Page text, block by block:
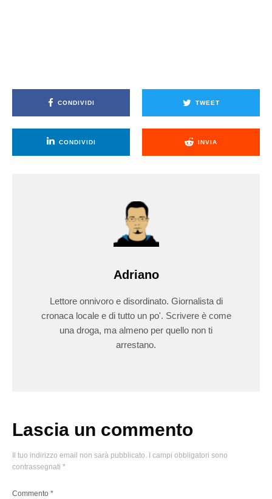
CONDIVIDI TWEET
CONDIVIDI INVIA
Adriano
Lettore onnivoro e disordinato. Giornalista di
cronaca locale e di tutto un po'. Scrivere è come
una droga, ma almeno per quello non ti
arrestano.
Lascia un commento
Il tuo indirizzo email non sarà pubblicato.
I campi obbligatori sono
contrassegnati *
Commento *